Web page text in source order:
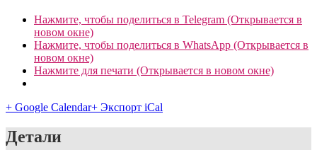
Нажмите, чтобы поделиться в Telegram (Открывается в
новом окне)
Нажмите, чтобы поделиться в WhatsApp (Открывается в
новом окне)
Нажмите для печати (Открывается в новом окне)
+ Google Calendar+ Экспорт iCal
Детали